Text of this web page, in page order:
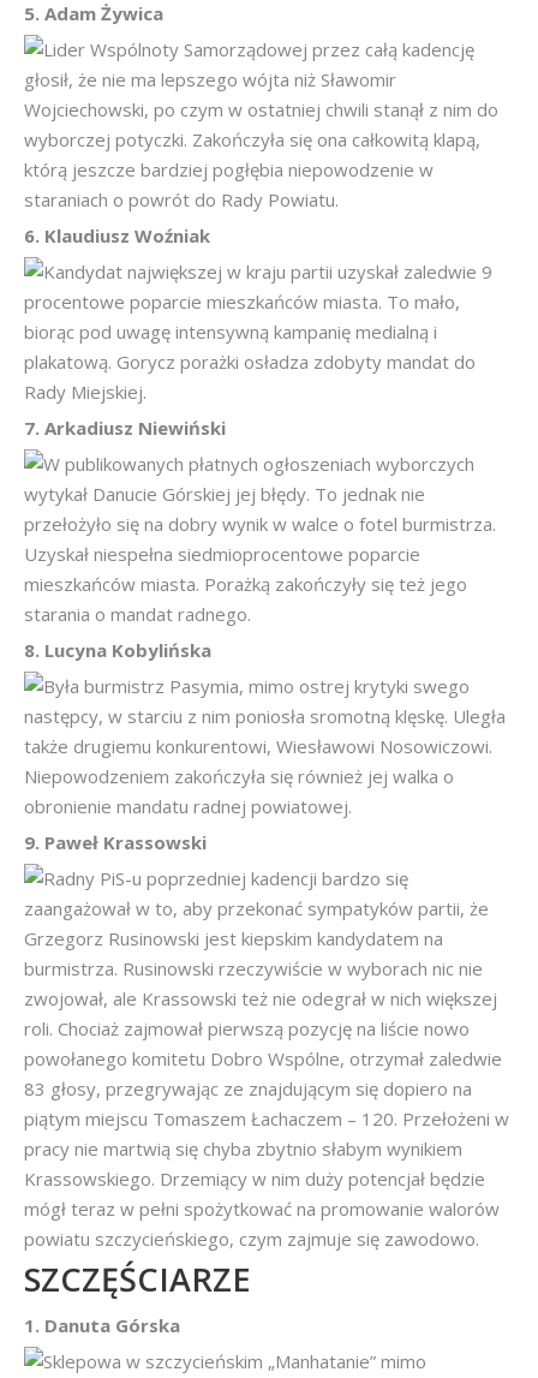
5. Adam Żywica
Lider Wspólnoty Samorządowej przez całą kadencję
głosił, że nie ma lepszego wójta niż Sławomir
Wojciechowski, po czym w ostatniej chwili stanął z nim do
wyborczej potyczki. Zakończyła się ona całkowitą klapą,
którą jeszcze bardziej pogłębia niepowodzenie w
staraniach o powrót do Rady Powiatu.
6. Klaudiusz Woźniak
Kandydat największej w kraju partii uzyskał zaledwie 9
procentowe poparcie mieszkańców miasta. To mało,
biorąc pod uwagę intensywną kampanię medialną i
plakatową. Gorycz porażki osładza zdobyty mandat do
Rady Miejskiej.
7. Arkadiusz Niewiński
W publikowanych płatnych ogłoszeniach wyborczych
wytykał Danucie Górskiej jej błędy. To jednak nie
przełożyło się na dobry wynik w walce o fotel burmistrza.
Uzyskał niespełna siedmioprocentowe poparcie
mieszkańców miasta. Porażką zakończyły się też jego
starania o mandat radnego.
8. Lucyna Kobylińska
Była burmistrz Pasymia, mimo ostrej krytyki swego
następcy, w starciu z nim poniosła sromotną klęskę. Uległa
także drugiemu konkurentowi, Wiesławowi Nosowiczowi.
Niepowodzeniem zakończyła się również jej walka o
obronienie mandatu radnej powiatowej.
9. Paweł Krassowski
Radny PiS-u poprzedniej kadencji bardzo się
zaangażował w to, aby przekonać sympatyków partii, że
Grzegorz Rusinowski jest kiepskim kandydatem na
burmistrza. Rusinowski rzeczywiście w wyborach nic nie
zwojował, ale Krassowski też nie odegrał w nich większej
roli. Chociaż zajmował pierwszą pozycję na liście nowo
powołanego komitetu Dobro Wspólne, otrzymał zaledwie
83 głosy, przegrywając ze znajdującym się dopiero na
piątym miejscu Tomaszem Łachaczem – 120. Przełożeni w
pracy nie martwią się chyba zbytnio słabym wynikiem
Krassowskiego. Drzemiący w nim duży potencjał będzie
mógł teraz w pełni spożytkować na promowanie walorów
powiatu szczycieńskiego, czym zajmuje się zawodowo.
SZCZĘŚCIARZE
1. Danuta Górska
Sklepowa w szczycieńskim „Manhatanie” mimo